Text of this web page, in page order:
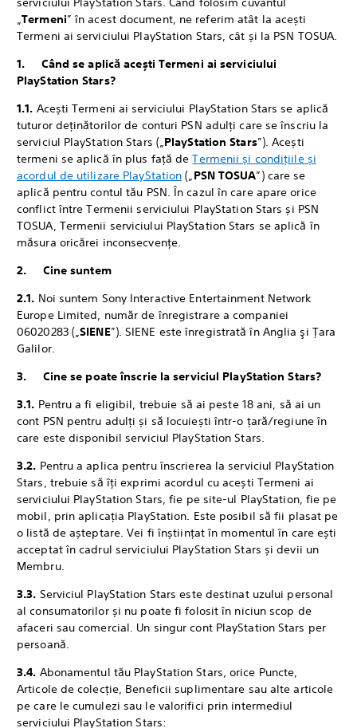
„Termeni” în acest document, ne referim atât la acești
Termeni ai serviciului PlayStation Stars, cât și la PSN TOSUA.
1. Când se aplică acești Termeni ai serviciului
PlayStation Stars?
1.1. ‎Acești Termeni ai serviciului PlayStation Stars se aplică
tuturor deținătorilor de conturi PSN adulți care se înscriu la
serviciul PlayStation Stars („PlayStation Stars”). Acești
termeni se aplică în plus față deTermenii și condițiile și
acordul de utilizare PlayStation („PSN TOSUA”) care se
aplică pentru contul tău PSN. În cazul în care apare orice
conflict între Termenii serviciului PlayStation Stars și PSN
TOSUA, Termenii serviciului PlayStation Stars se aplică în
măsura oricărei inconsecvențe.
2. Cine suntem
2.1. ‎Noi suntem Sony Interactive Entertainment Network
Europe Limited, număr de înregistrare a companiei
06020283 („SIENE”). SIENE este înregistrată în Anglia şi Ţara
Galilor.
3. Cine se poate înscrie la serviciul PlayStation Stars?
3.1. ‎Pentru a fi eligibil, trebuie să ai peste 18 ani, să ai un
cont PSN pentru adulți și să locuiești într-o țară/regiune în
care este disponibil serviciul PlayStation Stars.
3.2. Pentru a aplica pentru înscrierea la serviciul PlayStation
Stars, trebuie să îți exprimi acordul cu acești Termeni ai
serviciului PlayStation Stars, fie pe site-ul PlayStation, fie pe
mobil, prin aplicația PlayStation. Este posibil să fii plasat pe
o listă de așteptare. Vei fi înștiințat în momentul în care ești
acceptat în cadrul serviciului PlayStation Stars și devii un
Membru.
3.3. Serviciul PlayStation Stars este destinat uzului personal
al consumatorilor și nu poate fi folosit în niciun scop de
afaceri sau comercial. Un singur cont PlayStation Stars per
persoană.
3.4. Abonamentul tău PlayStation Stars, orice Puncte,
Articole de colecție, Beneficii suplimentare sau alte articole
pe care le cumulezi sau le valorifici prin intermediul
serviciului PlayStation Stars: